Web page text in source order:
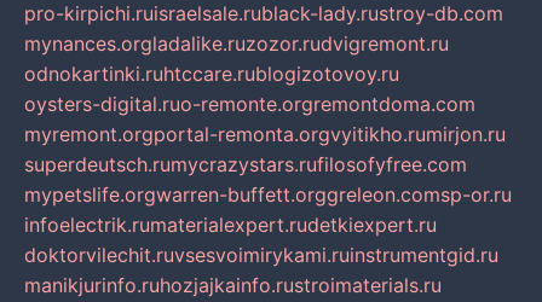
pro-kirpichi.ruisraelsale.rublack-lady.rustroy-db.com
mynances.orgladalike.ruzozor.rudvigremont.ru
odnokartinki.ruhtccare.rublogizotovoy.ru
oysters-digital.ruo-remonte.orgremontdoma.com
myremont.orgportal-remonta.orgvyitikho.rumirjon.ru
superdeutsch.rumycrazystars.rufilosofyfree.com
mypetslife.orgwarren-buffett.orggreleon.comsp-or.ru
infoelectrik.rumaterialexpert.rudetkiexpert.ru
doktorvilechit.ruvsesvoimirykami.ruinstrumentgid.ru
manikjurinfo.ruhozjajkainfo.rustroimaterials.ru